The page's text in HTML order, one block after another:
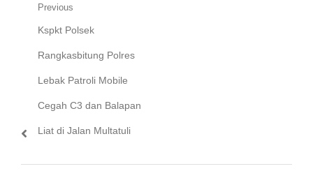
Navigasi
pos
Previous
Previous
post:
Kspkt Polsek
Rangkasbitung Polres
Lebak Patroli Mobile
Cegah C3 dan Balapan
Liat di Jalan Multatuli